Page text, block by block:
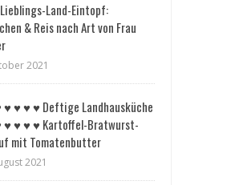
Land-Eintopf:
& Reis nach Art von Frau
2021
♥︎ ♥︎ ♥︎ Deftige Landhausküche
♥︎ ♥︎ ♥︎ Kartoffel-Bratwurst-
mit Tomatenbutter
2021